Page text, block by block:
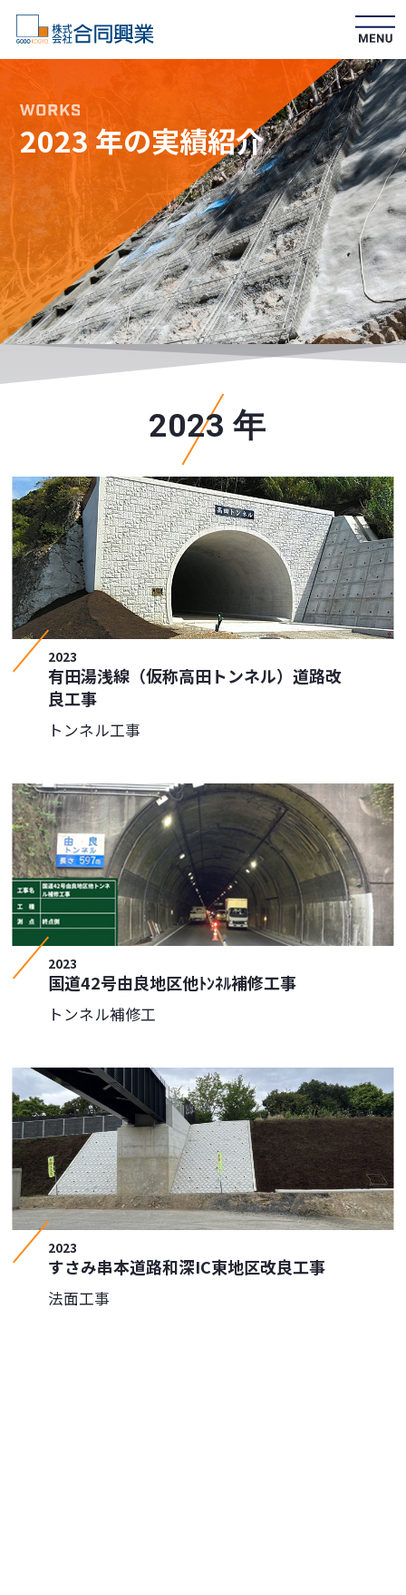
2023 年の実績紹介
2023 年
2023
有田湯浅線（仮称高田トンネル）道路改
良工事
トンネル工事
2023
国道42号由良地区他ﾄﾝﾈﾙ補修工事
トンネル補修工
2023
すさみ串本道路和深IC東地区改良工事
法面工事